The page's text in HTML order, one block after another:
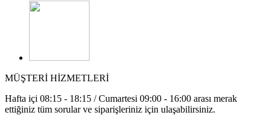
MÜŞTERİ HİZMETLERİ
Hafta içi 08:15 - 18:15 / Cumartesi 09:00 - 16:00 arası merak
ettiğiniz tüm sorular ve siparişleriniz için ulaşabilirsiniz.